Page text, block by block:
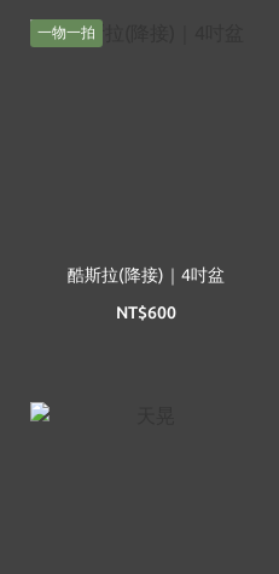
一物一拍
酷斯拉(降接)｜4吋盆
NT$600